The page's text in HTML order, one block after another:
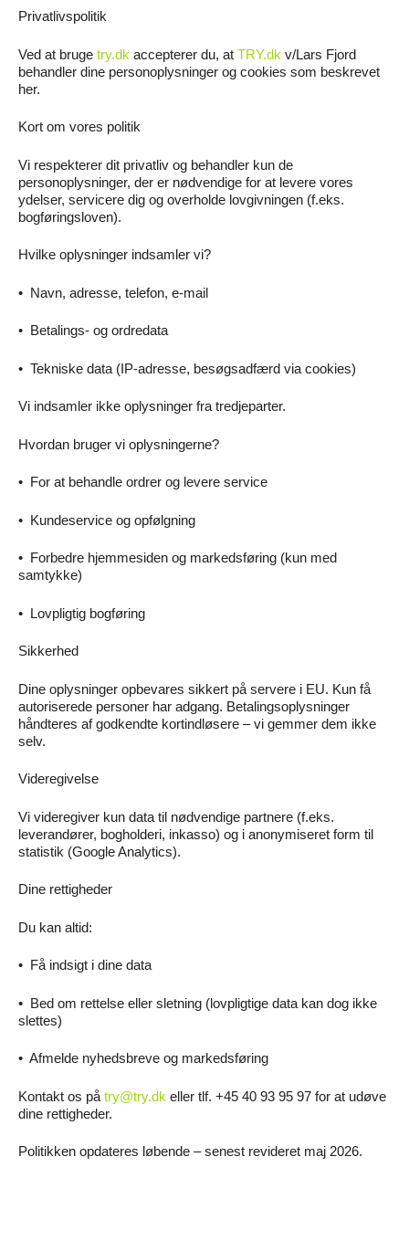
Privatlivspolitik
Ved at bruge try.dk accepterer du, at TRY.dk v/Lars Fjord
behandler dine personoplysninger og cookies som beskrevet
her.
Kort om vores politik
Vi respekterer dit privatliv og behandler kun de
personoplysninger, der er nødvendige for at levere vores
ydelser, servicere dig og overholde lovgivningen (f.eks.
bogføringsloven).
Hvilke oplysninger indsamler vi?
• Navn, adresse, telefon, e-mail
• Betalings- og ordredata
• Tekniske data (IP-adresse, besøgsadfærd via cookies)
Vi indsamler ikke oplysninger fra tredjeparter.
Hvordan bruger vi oplysningerne?
• For at behandle ordrer og levere service
• Kundeservice og opfølgning
• Forbedre hjemmesiden og markedsføring (kun med
samtykke)
• Lovpligtig bogføring
Sikkerhed
Dine oplysninger opbevares sikkert på servere i EU. Kun få
autoriserede personer har adgang. Betalingsoplysninger
håndteres af godkendte kortindløsere – vi gemmer dem ikke
selv.
Videregivelse
Vi videregiver kun data til nødvendige partnere (f.eks.
leverandører, bogholderi, inkasso) og i anonymiseret form til
statistik (Google Analytics).
Dine rettigheder
Du kan altid:
• Få indsigt i dine data
• Bed om rettelse eller sletning (lovpligtige data kan dog ikke
slettes)
• Afmelde nyhedsbreve og markedsføring
Kontakt os på try@try.dk eller tlf. +45 40 93 95 97 for at udøve
dine rettigheder.
Politikken opdateres løbende – senest revideret maj 2026.